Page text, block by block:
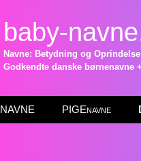
baby-
Navne: Betydning og Oprindelse
Godkendte danske
NAVNE PIGEnavne